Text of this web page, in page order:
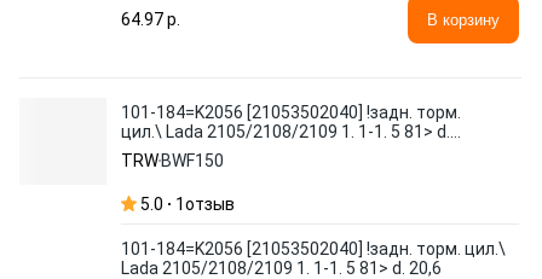
64.97 p.
В корзину
101-184=K2056 [21053502040] !задн. торм.
цил.\ Lada 2105/2108/2109 1. 1-1. 5 81> d.
20,6
TRW BWF150
5.0 1отзыв
101-184=K2056 [21053502040] !задн. торм. цил.\
Lada 2105/2108/2109 1. 1-1. 5 81> d. 20,6